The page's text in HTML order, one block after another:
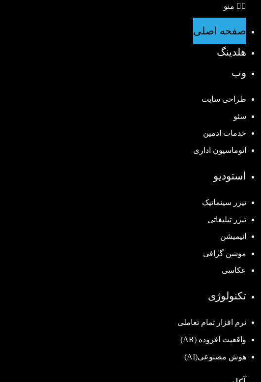
منو
صفحه اصلی
هلدینگ
وب
طراحی سایت
سئو
خدمات ادمین
اتوماسیون اداری
استودیو
تیزر سینماتیک
تیزر تبلیغاتی
انیمیشن
موشن گرافی
عکاسی
تکنولوژی
نرم افزار تمام تعاملی
واقعیت افزوده (AR)
هوش مصنوعی(AI)